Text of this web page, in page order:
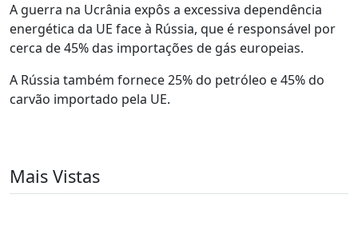
A guerra na Ucrânia expôs a excessiva dependência
energética da UE face à Rússia, que é responsável por
cerca de 45% das importações de gás europeias.
A Rússia também fornece 25% do petróleo e 45% do
carvão importado pela UE.
Mais Vistas